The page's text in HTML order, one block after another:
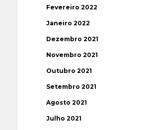
Fevereiro 2022
Janeiro 2022
Dezembro 2021
Novembro 2021
Outubro 2021
Setembro 2021
Agosto 2021
Julho 2021